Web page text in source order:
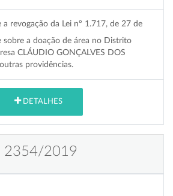
a revogação da Lei nº 1.717, de 27 de
sobre a doação de área no Distrito
CLÁUDIO GONÇALVES DOS
providências.
DETALHES
2354/2019